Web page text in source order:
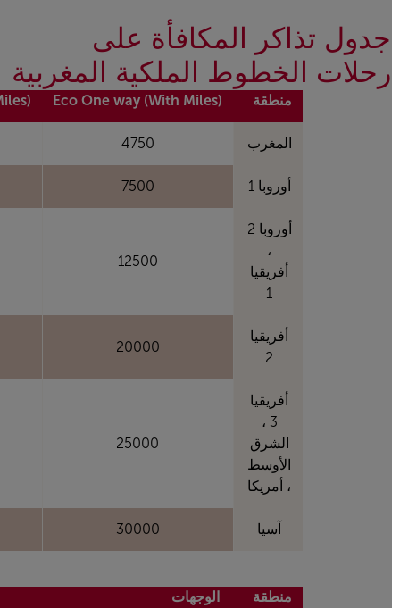
جدول تذاكر المكافأة على
رحلات الخطوط الملكية المغربية
منطقة Eco One way (With Miles)
المغرب 4750
أوروبا 1 7500
أوروبا 2
أفريقيا
12500
أفريقيا
20000
أفريقيا
3 ،
الشرق
الأوسط
، أمريكا
25000
آسيا 30000
منطقة الوجهات